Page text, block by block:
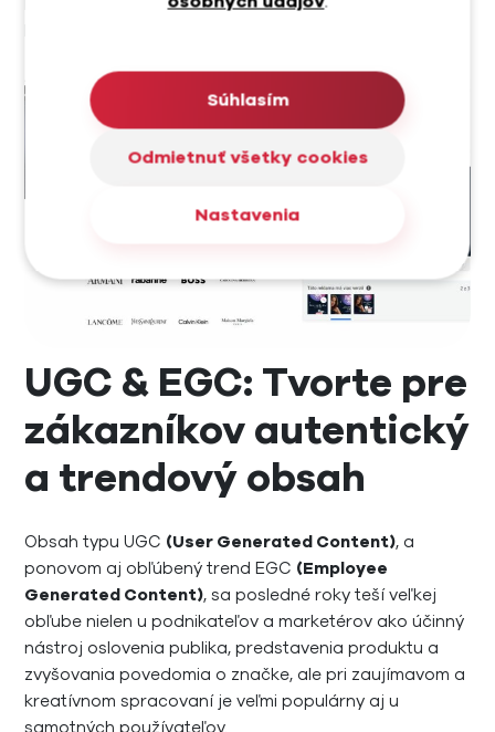
UGC & EGC: Tvorte pre
zákazníkov autentický
a trendový obsah
Obsah typu UGC (User Generated Content), a
ponovom aj obľúbený trend EGC (Employee
Generated Content), sa posledné roky teší veľkej
obľube nielen u podnikateľov a marketérov ako účinný
nástroj oslovenia publika, predstavenia produktu a
zvyšovania povedomia o značke, ale pri zaujímavom a
kreatívnom spracovaní je veľmi populárny aj u
Súhlasím
Odmietnuť všetky cookies
Nastavenia